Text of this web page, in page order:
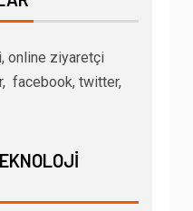
online ziyaretçi
facebook, twitter,